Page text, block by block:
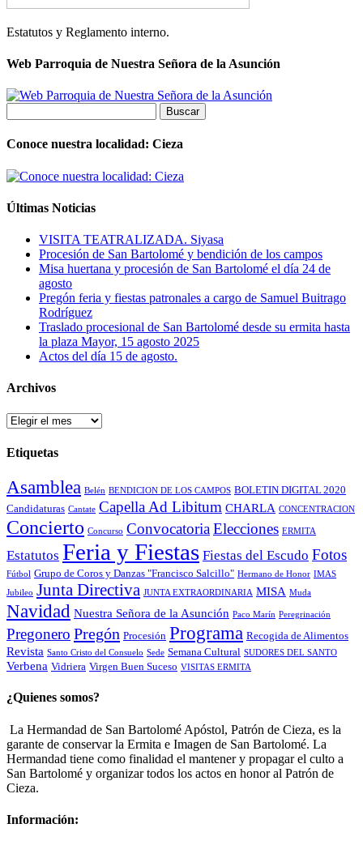
Estatutos y Reglamento interno.
Web Parroquia de Nuestra Señora de la Asunción
Conoce nuestra localidad: Cieza
Últimas Noticias
VISITA TEATRALIZADA. Siyasa
Procesión de San Bartolomé y bendición de los campos
Misa huertana y procesión de San Bartolomé el día 24 de
agosto
Pregón feria y fiestas patronales a cargo de Samuel Buitrago
Rodríguez
Traslado procesional de San Bartolomé desde su ermita hasta
la plaza Mayor, 15 agosto 2025
Actos del día 15 de agosto.
Archivos
Archivos
Etiquetas
Asamblea Belén BENDICION DE LOS CAMPOS BOLETIN DIGITAL 2020
Candidaturas Cantate Capella Ad Libitum CHARLA CONCENTRACION
Concierto Concurso ConvocatoriaElecciones ERMITA
Estatutos Feria y Fiestas Fiestas del Escudo Fotos
Fútbol Grupo de Coros y Danzas "Francisco Salcillo" Hermano de Honor IMAS
Jubileo Junta Directiva JUNTA EXTRAORDINARIA MISA Muda
Navidad Nuestra Señora de la Asunción Paco Marín Peregrinación
Pregonero Pregón Procesión Programa Recogida de Alimentos
Revista Santo Cristo del Consuelo Sede Semana Cultural SUDORES DEL SANTO
Verbena Vidriera Virgen Buen Suceso VISITAS ERMITA
¿Quienes somos?
La Hermandad de San Bartolomé Apóstol, Patrón de Cieza, es la
garante de conservar la Ermita e Imagen de San Bartolomé. La
Hermandad tiene como finalidad el mantener y propagar el culto a
San Bartolomé y organizar todos los actos en honor al Patrón de
Cieza.
Información: